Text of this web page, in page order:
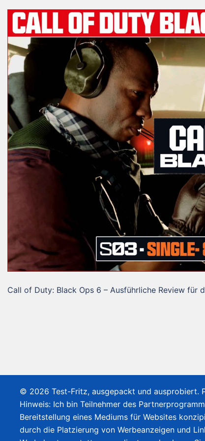
Call of Duty: Black Ops 6 – Ausführliche Review
© 2026 Test-Fritz, ausgepackt und ausprobiert.
Hinweis: Ich bin Teilnehmer des
Bereitstellung eines Mediums für Websites
durch die Platzierung von Werbeanzeigen und